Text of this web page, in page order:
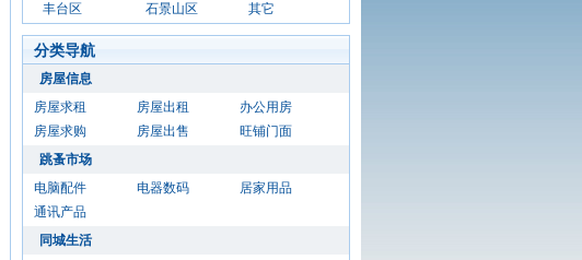
丰台区
石景山区 其它
分类导航
房屋信息
房屋求租
房屋出租
办公用房
房屋求购
房屋出售
旺铺门面
跳蚤市场
电脑配件
电器数码
居家用品
通讯产品
同城生活